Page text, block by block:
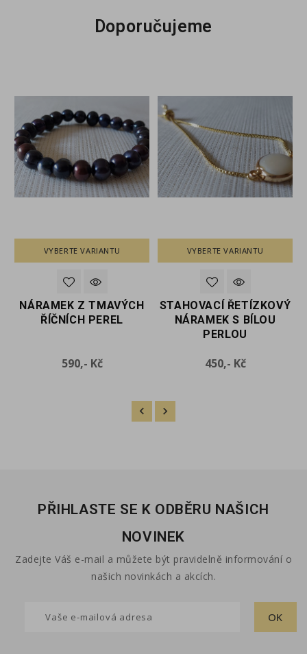
Doporučujeme
VYBERTE VARIANTU
NÁRAMEK Z TMAVÝCH
ŘÍČNÍCH PEREL
590,- KčCena
VYBERTE VARIANTU
STAHOVACÍ ŘETÍZKOVÝ
NÁRAMEK S BÍLOU
PERLOU
450,- KčCena
PŘIHLASTE SE K ODBĚRU NAŠICH
NOVINEK
Zadejte Váš e-mail a můžete být pravidelně informování o
našich novinkách a akcích.